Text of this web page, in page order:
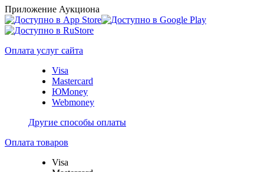
Приложение Аукциона
Оплата услуг сайта
Visa
Mastercard
ЮMoney
Webmoney
Другие способы оплаты
Оплата товаров
Visa